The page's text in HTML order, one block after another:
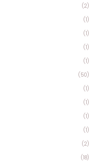
(2)
(1)
(1)
(1)
(1)
(50)
(1)
(1)
(1)
(1)
(2)
(18)